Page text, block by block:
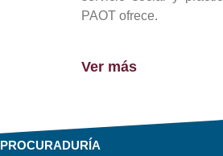
PAOT ofrece.
Ver más
PROCURADURÍA